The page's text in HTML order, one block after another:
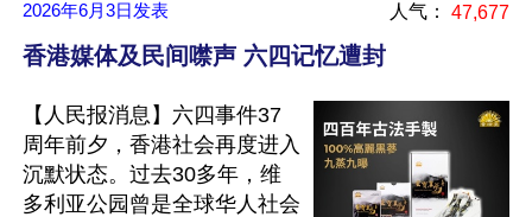
2026年6月3日 发表 人气： 47,677
香港媒体及民间噤声 六四记忆遭封
【人民报消息】六四事件37
周年前夕，香港社会再度进入
沉默状态。过去30多年，维
多利亚公园曾是全球华人社会